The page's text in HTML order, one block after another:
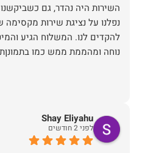
השירות היה נהדר, גם
נפלנו על נציגת שירות
להקדים לנו. המשלוח הגיע
נוחה ומהממת ממש כמו בתמונןת
Shay Eliyahu
לפני 2 חודשים